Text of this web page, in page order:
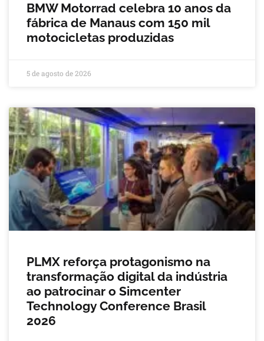
BMW Motorrad celebra 10 anos da
fábrica de Manaus com 150 mil
motocicletas produzidas
5 de agosto de 2026
PLMX reforça protagonismo na
transformação digital da indústria
ao patrocinar o Simcenter
Technology Conference Brasil
2026